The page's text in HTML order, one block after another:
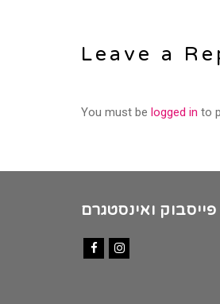
Leave a
You must be logged in to
פייסבוק ואינסטגרם